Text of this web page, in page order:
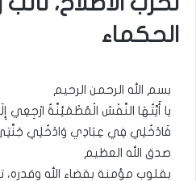
الحكماء
بسم الله الرحمن الرحيم
يا أَيَّتُهَا النَّفْسُ الْمُطْمَئِنَّةُ ارْجِعِي
فَادْخُلِي فِي عِبَادِي وَادْخُلِي
صدق الله العظيم
بقلوب مؤمنة بقضاء الله وقدره،